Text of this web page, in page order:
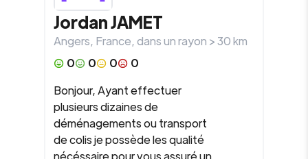
JordanJAMET
Angers, France, dans un rayon >30km
0
0 0
0
Bonjour, Ayant effectuer
plusieurs dizaines de
déménagements ou transport
de colis je possède les qualité